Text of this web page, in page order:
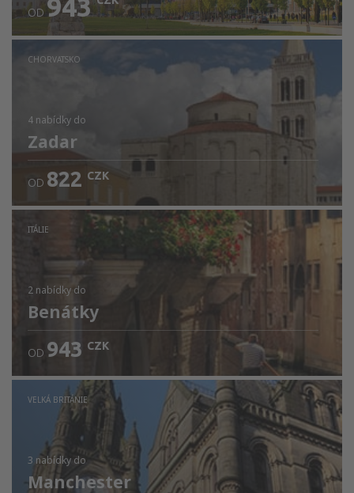
OD 943
CHORVATSKO
4 nabídky do
Zadar
OD 822 CZK
ITÁLIE
2 nabídky do
Benátky
OD 943 CZK
VELKÁ BRITÁNIE
3 nabídky do
Manchester